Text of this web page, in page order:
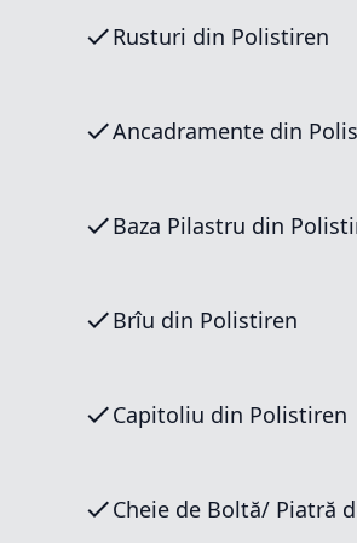
Rusturi din Polistiren
Ancadramente din
Baza Pilastru din
Brîu din Polistiren
Capitoliu din Polistiren